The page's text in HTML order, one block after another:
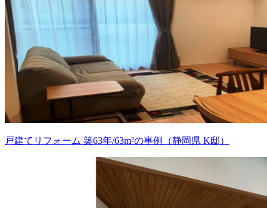
戸建てリフォーム 築63年/63m²の事例（静岡県 K邸）